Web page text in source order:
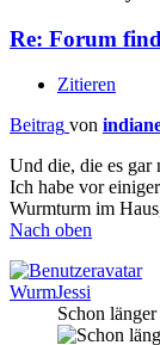
Re: Forum
Zitieren
Beitrag von
Und die, die es gar
Ich habe vor
Wurmturm im
Nach oben
WurmJessi
Schon länger